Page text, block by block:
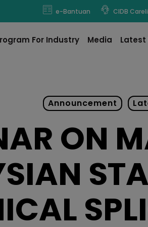
e-Bantuan CIDB
For Industry Media Latest
Announcement
ON